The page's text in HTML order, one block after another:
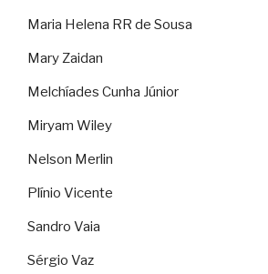
Maria Helena RR de Sousa
Mary Zaidan
Melchíades Cunha Júnior
Miryam Wiley
Nelson Merlin
Plínio Vicente
Sandro Vaia
Sérgio Vaz